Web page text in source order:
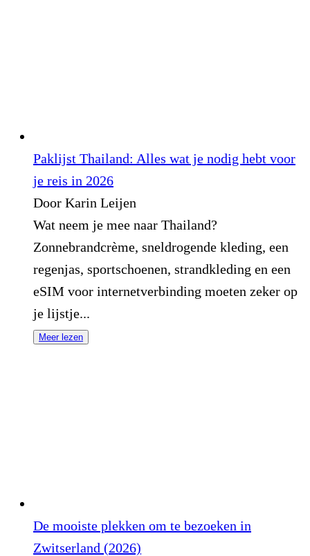
Paklijst Thailand: Alles wat je nodig hebt voor
je reis in 2026
Door Karin Leijen
Wat neem je mee naar Thailand?
Zonnebrandcrème, sneldrogende kleding, een
regenjas, sportschoenen, strandkleding en een
eSIM voor internetverbinding moeten zeker op
je lijstje...
Meer lezen
De mooiste plekken om te bezoeken in
Zwitserland (2026)